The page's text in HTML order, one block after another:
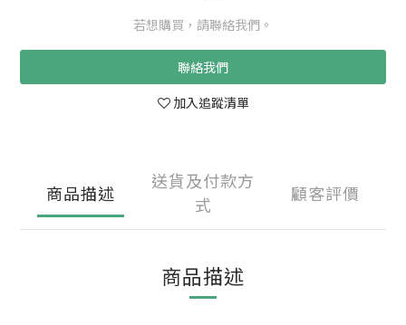
若想購買，請聯絡我們。
聯絡我們
加入追蹤清單
商品描述
送貨及付款方
式
顧客評價
商品描述